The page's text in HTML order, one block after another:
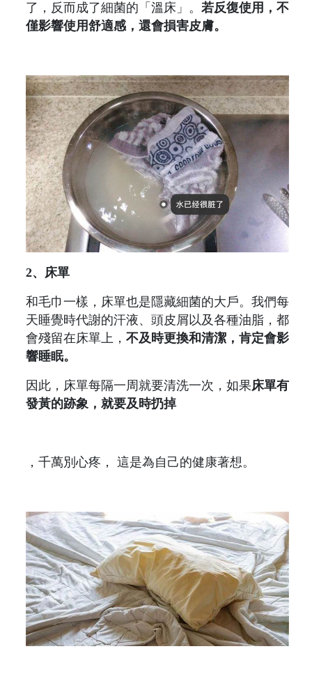
了，反而成了細菌的「溫床」。 若反復使用，不
僅影響使用舒適感，還會損害皮膚。
2、床單
和毛巾一樣，床單也是隱藏細菌的大戶。我們每
天睡覺時代謝的汗液、頭皮屑以及各種油脂，都
會殘留在床單上， 不及時更換和清潔，肯定會影
響睡眠。
因此，床單每隔一周就要清洗一次，如果床單有
發黃的跡象，就要及時扔掉
，千萬別心疼， 這是為自己的健康著想。